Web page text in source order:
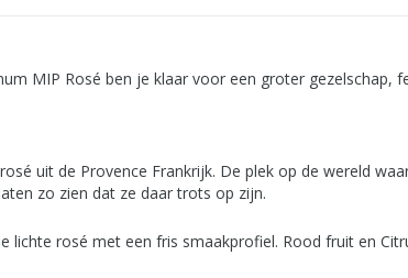
MIP Rosé ben je klaar voor een groter gezelschap,
uit de Provence Frankrijk. De plek op de wereld
zo zien dat ze daar trots op zijn.
lichte rosé met een fris smaakprofiel. Rood fruit en